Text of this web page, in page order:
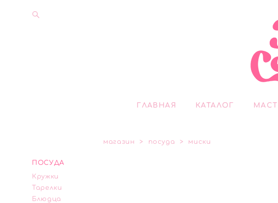
ГЛАВНАЯ КАТАЛОГ
ПОСУДА
Кружки
Тарелки
Блюдца
магазин > посуда > миски